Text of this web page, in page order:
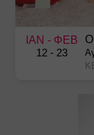
ΙΑΝ - ΦΕΒ
12 - 23